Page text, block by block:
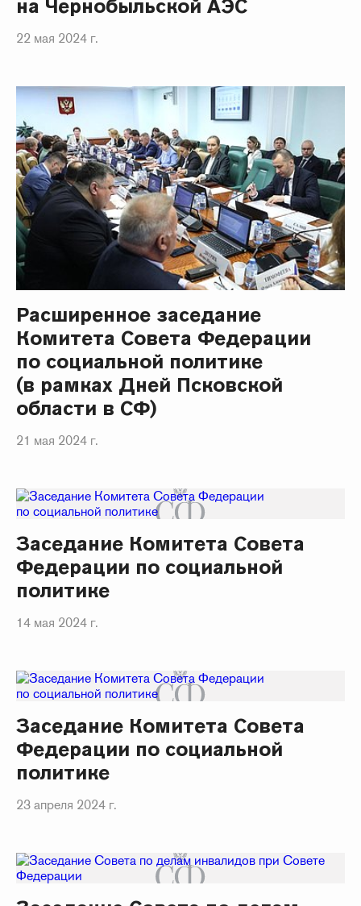
на Чернобыльской АЭС
22 мая 2024 г.
Расширенное заседание
Комитета Совета Федерации
по социальной политике
(в рамках Дней Псковской
области в СФ)
21 мая 2024 г.
Заседание Комитета Совета
Федерации по социальной
политике
14 мая 2024 г.
Заседание Комитета Совета
Федерации по социальной
политике
23 апреля 2024 г.